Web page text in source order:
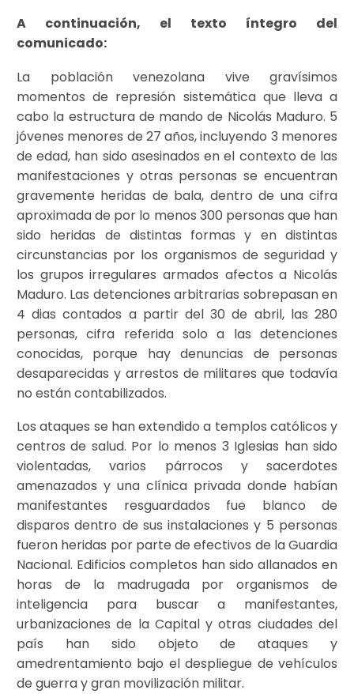
A continuación, el texto íntegro del
comunicado:
La población venezolana vive gravísimos
momentos de represión sistemática que lleva a
cabo la estructura de mando de Nicolás Maduro. 5
jóvenes menores de 27 años, incluyendo 3 menores
de edad, han sido asesinados en el contexto de las
manifestaciones y otras personas se encuentran
gravemente heridas de bala, dentro de una cifra
aproximada de por lo menos 300 personas que han
sido heridas de distintas formas y en distintas
circunstancias por los organismos de seguridad y
los grupos irregulares armados afectos a Nicolás
Maduro. Las detenciones arbitrarias sobrepasan en
4 dias contados a partir del 30 de abril, las 280
personas, cifra referida solo a las detenciones
conocidas, porque hay denuncias de personas
desaparecidas y arrestos de militares que todavía
no están contabilizados.
Los ataques se han extendido a templos católicos y
centros de salud. Por lo menos 3 Iglesias han sido
violentadas, varios párrocos y sacerdotes
amenazados y una clínica privada donde habían
manifestantes resguardados fue blanco de
disparos dentro de sus instalaciones y 5 personas
fueron heridas por parte de efectivos de la Guardia
Nacional. Edificios completos han sido allanados en
horas de la madrugada por organismos de
inteligencia para buscar a manifestantes,
urbanizaciones de la Capital y otras ciudades del
país han sido objeto de ataques y
amedrentamiento bajo el despliegue de vehículos
de guerra y gran movilización militar.